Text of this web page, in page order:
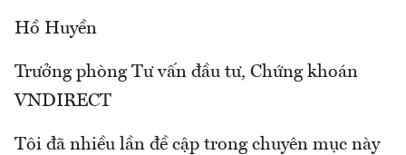
Hồ Huyền
Trưởng phòng Tư vấn đầu tư, Chứng khoán
VNDIRECT
Tôi đã nhiều lần đề cập trong chuyên mục này